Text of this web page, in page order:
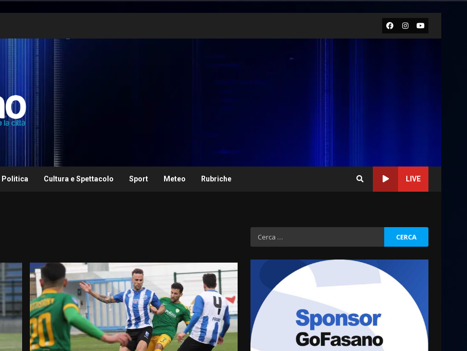
Facebook
Instagram
Youtube
Politica Cultura e Spettacolo Sport Meteo Rubriche LIVE
Ricerca
per:
Savelletri in festa, domani
sera grande spettacolo con
Uccio De Santis
8 Agosto 2026 07:30